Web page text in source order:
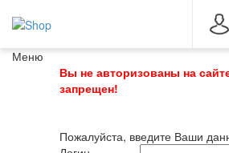
Меню
Вы не авторизованы на
запрещен!
Пожалуйста, введите Ваши